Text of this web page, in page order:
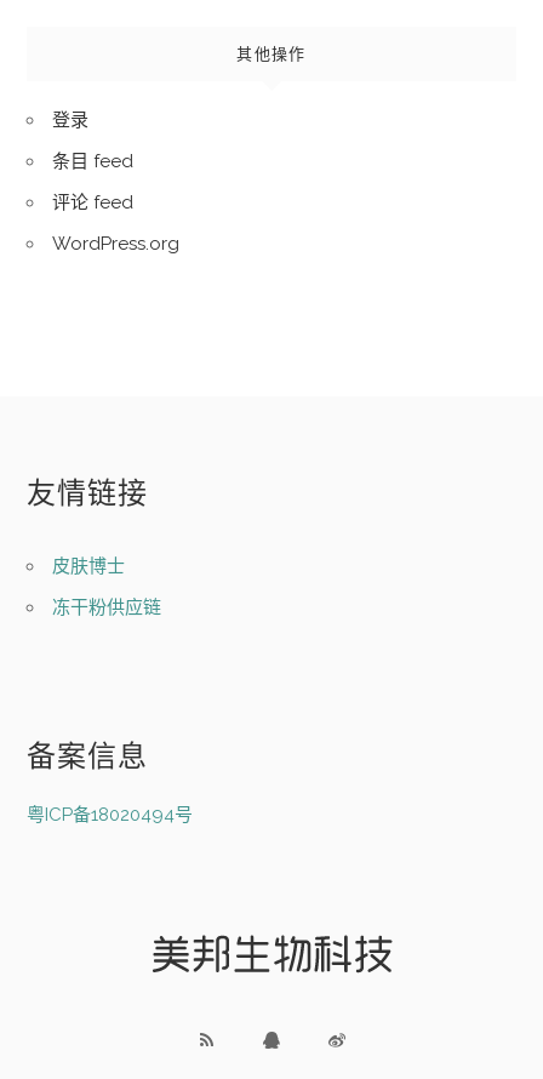
其他操作
登录
条目 feed
评论 feed
WordPress.org
友情链接
皮肤博士
冻干粉供应链
备案信息
粤ICP备18020494号